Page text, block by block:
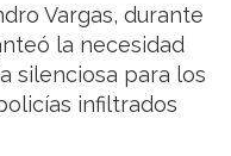
Vargas, durante
la necesidad
silenciosa para los
infiltrados